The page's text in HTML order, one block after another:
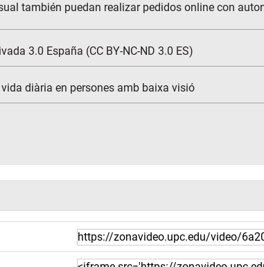
también puedan realizar pedidos online con
3.0 España (CC BY-NC-ND 3.0 ES)
diària en persones amb baixa visió